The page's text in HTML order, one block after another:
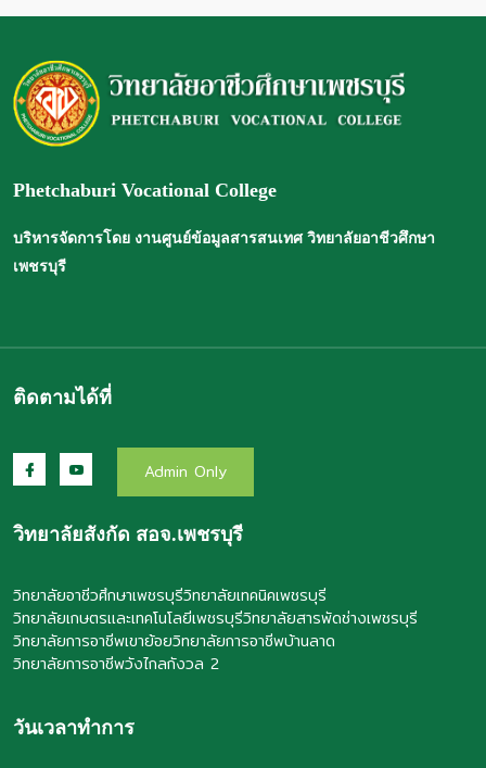
Phetchaburi Vocational College
บริหารจัดการโดย งานศูนย์ข้อมูลสารสนเทศ วิทยาลัยอาชีวศึกษา
เพชรบุรี
ติดตามได้ที่
Admin Only
วิทยาลัยสังกัด สอจ.เพชรบุรี
วิทยาลัยอาชีวศึกษาเพชรบุรีวิทยาลัยเทคนิคเพชรบุรี
วิทยาลัยเกษตรและเทคโนโลยีเพชรบุรีวิทยาลัยสารพัดช่างเพชรบุรี
วิทยาลัยการอาชีพเขาย้อยวิทยาลัยการอาชีพบ้านลาด
วิทยาลัยการอาชีพวังไกลกังวล 2
วันเวลาทำการ